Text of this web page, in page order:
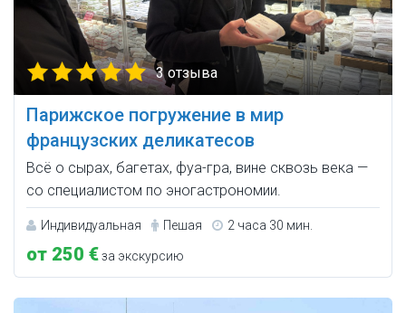
3 отзыва
Парижское погружение в мир
французских деликатесов
Всё о сырах, багетах, фуа-гра, вине сквозь века —
со специалистом по эногастрономии.
Индивидуальная Пешая 2 часа 30 мин.
от 250 €за экскурсию